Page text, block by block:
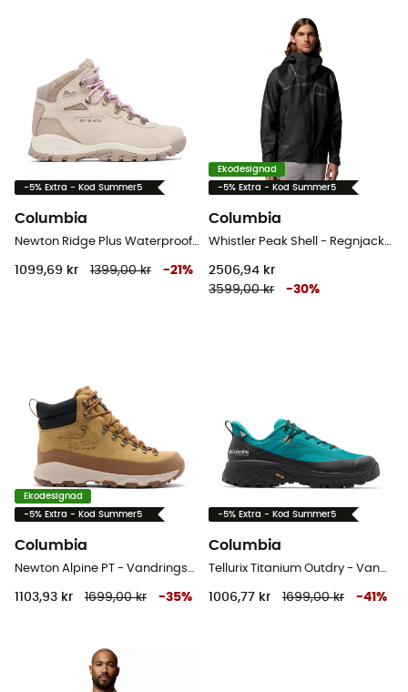
-5% Extra - Kod Summer5
Columbia
1099,69 kr 1399,00 kr -21 %
Ekodesignad
-5% Extra - Kod Summer5
Columbia
2506,94 kr
3599,00 kr
-30%
Ekodesignad
-5% Extra - Kod Summer5
Columbia
1103,93 kr 1699,00 kr -35%
-5% Extra - Kod Summer5
Columbia
1006,77 kr 1699,00 kr -41 %